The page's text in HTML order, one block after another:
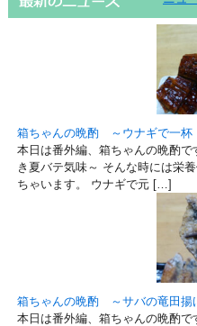
箱ちゃんの晩酌 ～ウナギで一杯
本日は番外編、箱ちゃんの晩酌
き夏バテ気味～ そんな時には栄
ちゃいます。 ウナギで元 […]
箱ちゃんの晩酌 ～サバの竜田揚
本日は番外編、箱ちゃんの晩酌